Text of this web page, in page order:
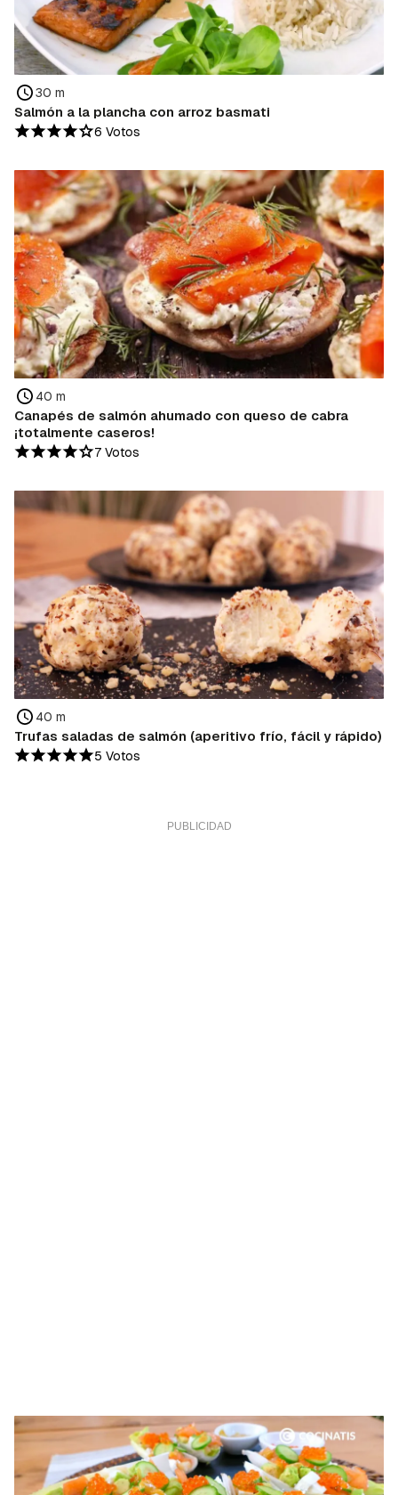
30 m
Salmón a la plancha con arroz basmati
6 Votos
40 m
Canapés de salmón ahumado con queso de cabra
¡totalmente caseros!
7 Votos
40 m
Trufas saladas de salmón (aperitivo frío, fácil y rápido)
5 Votos